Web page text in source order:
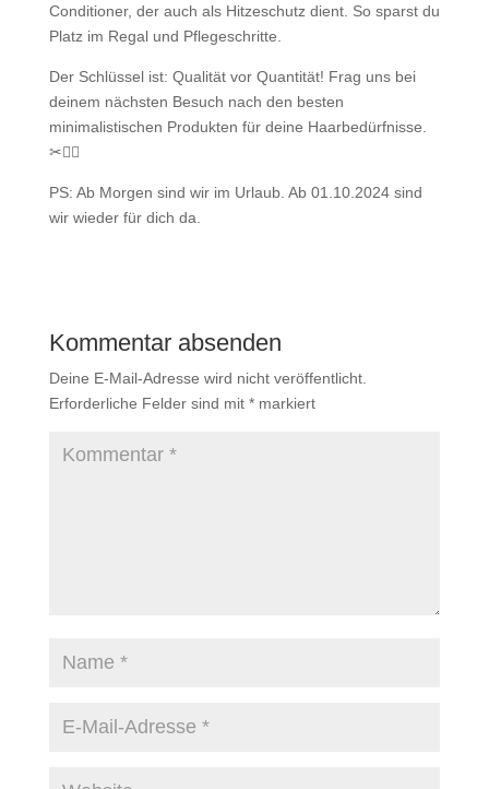
Conditioner, der auch als Hitzeschutz dient. So sparst du
Platz im Regal und Pflegeschritte.
Der Schlüssel ist: Qualität vor Quantität! Frag uns bei
deinem nächsten Besuch nach den besten
minimalistischen Produkten für deine Haarbedürfnisse.
✂💇‍♀
PS: Ab Morgen sind wir im Urlaub. Ab 01.10.2024 sind
wir wieder für dich da.
Kommentar absenden
Deine E-Mail-Adresse wird nicht veröffentlicht.
Erforderliche Felder sind mit *markiert